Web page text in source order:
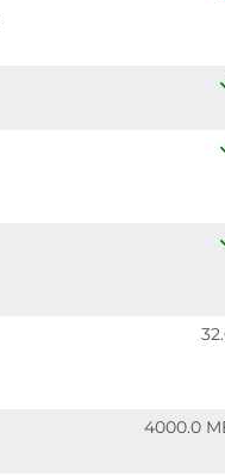
4000.0